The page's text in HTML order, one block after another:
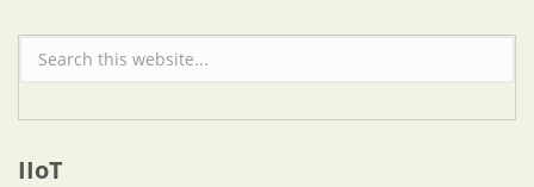
Formulario de búsqueda
IIoT